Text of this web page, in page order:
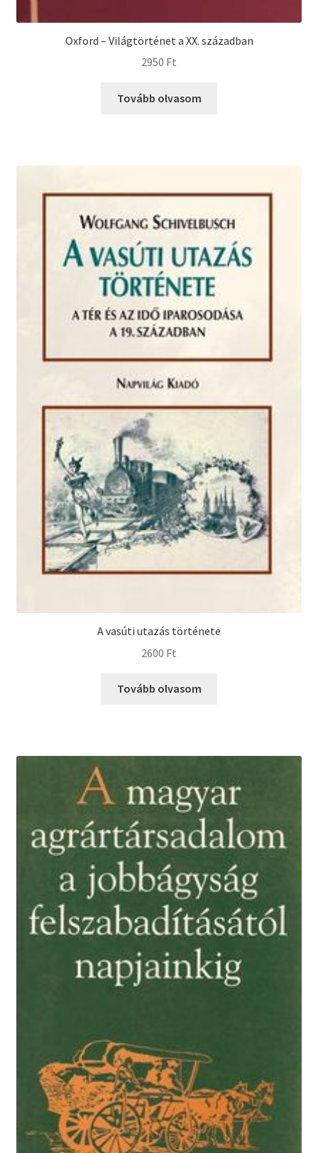
Oxford – Világtörténet a XX. században
2950 Ft
Tovább olvasom
A vasúti utazás története
2600 Ft
Tovább olvasom